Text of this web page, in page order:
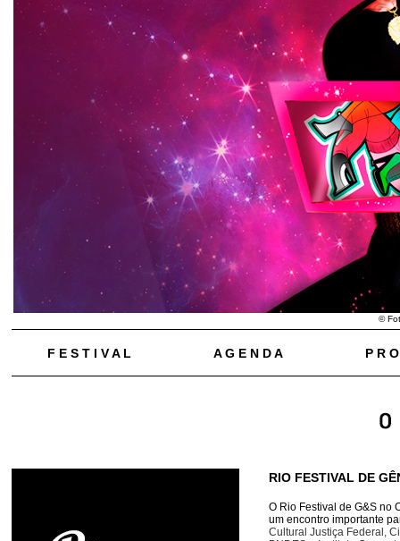
©
F E S T I V A L A G E N D A P R
RIO FESTIVAL DE
O Rio Festival de G&S no
um encontro importante
Cultural Justiça Federal,